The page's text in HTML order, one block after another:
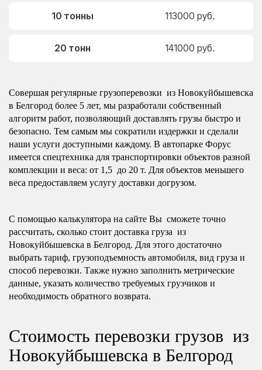
10 тонны 113000 руб.
20 тонн 141000 руб.
Совершая регулярные грузоперевозки из Новокуйбышевска
в Белгород более 5 лет, мы разработали собственный
алгоритм работ, позволяющий доставлять грузы быстро и
безопасно. Тем самым мы сократили издержки и сделали
наши услуги доступными каждому. В автопарке Форус
имеется спецтехника для транспортировки объектов разной
комплекции и веса: от 1,5 до 20 т. Для объектов меньшего
веса предоставляем услугу доставки догрузом.
С помощью калькулятора на сайте Вы сможете точно
рассчитать, сколько стоит доставка груза из
Новокуйбышевска в Белгород. Для этого достаточно
выбрать тариф, грузоподъемность автомобиля, вид груза и
способ перевозки. Также нужно заполнить метрические
данные, указать количество требуемых грузчиков и
необходимость обратного возврата.
Стоимость перевозки грузов из
Новокуйбышевска в Белгород